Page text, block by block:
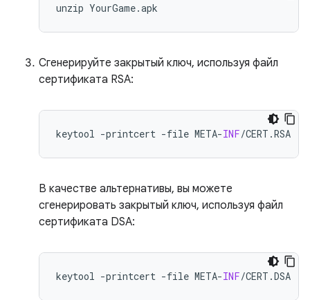
Сгенерируйте закрытый ключ, используя файл
сертификата RSA:
keytool -printcert -file META-INF/CERT .RSA
В качестве альтернативы, вы можете
сгенерировать закрытый ключ, используя файл
сертификата DSA:
keytool -printcert -file META-INF/CERT .DSA